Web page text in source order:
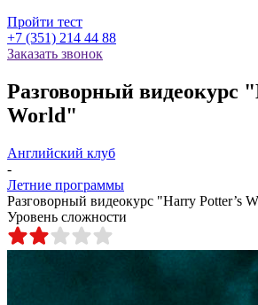
Пройти тест
+7 (351) 214 44 88
Заказать звонок
Разговорный видеокурс
World"
Английский клуб
-
Летние программы
Разговорный видеокурс "Harry Potter’s
Уровень сложности